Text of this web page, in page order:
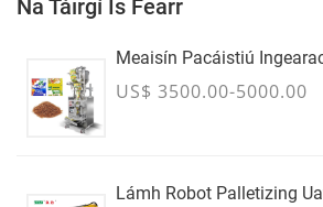
Na Táirgí Is Fearr
Meaisín Pacáistiú
US$ 3500.00-5000.00
Lámh Robot Palletizing